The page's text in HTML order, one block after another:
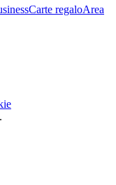
Carte regaloArea